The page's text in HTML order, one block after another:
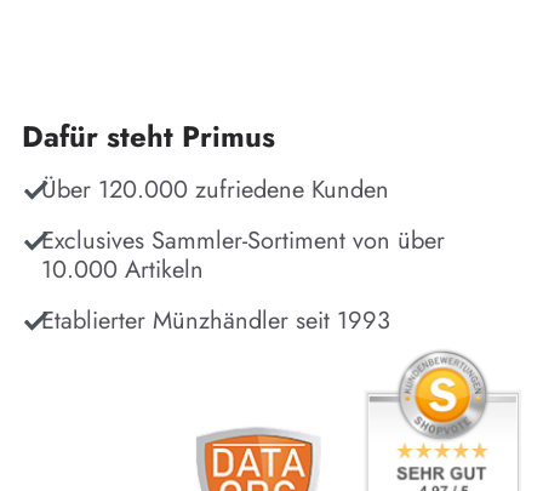
Dafür steht Primus
Über 120.000 zufriedene Kunden
Exclusives Sammler-Sortiment von über
10.000 Artikeln
Etablierter Münzhändler seit 1993